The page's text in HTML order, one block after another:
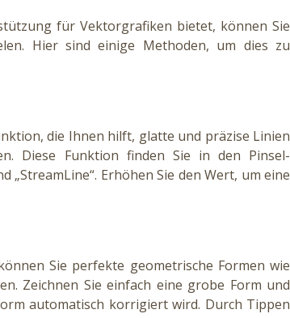
für Vektorgrafiken bietet, können Sie
Hier sind einige Methoden, um dies zu
die Ihnen hilft, glatte und präzise Linien
Diese Funktion finden Sie in den Pinsel-
„StreamLine“. Erhöhen Sie den Wert, um eine
Sie perfekte geometrische Formen wie
Zeichnen Sie einfach eine grobe Form und
automatisch korrigiert wird. Durch Tippen